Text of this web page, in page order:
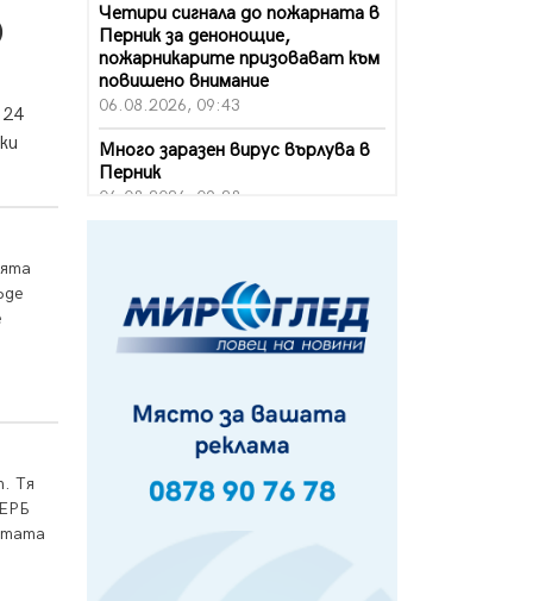
Тя
Четири сигнала до пожарната в
Перник за денонощие,
пожарникарите призовават към
повишено внимание
06.08.2026, 09:43
Много заразен вирус върлува в
Перник
06.08.2026, 09:28
време на жътвената кампания в
Перник
06.08.2026, 07:51
през август в Перник
06.08.2026, 00:48
измамите: Проверявайте